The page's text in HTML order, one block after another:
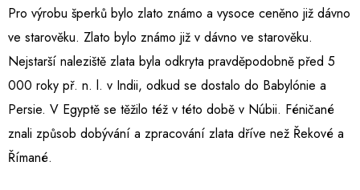
Pro výrobu šperků bylo zlato známo a vysoce ceněno již dávno
ve starověku. Zlato bylo známo již v dávno ve starověku.
Nejstarší naleziště zlata byla odkryta pravděpodobně před 5
000 roky př. n. l. v Indii, odkud se dostalo do Babylónie a
Persie. V Egyptě se těžilo též v této době v Núbii. Féničané
znali způsob dobývání a zpracování zlata dříve než Řekové a
Římané.